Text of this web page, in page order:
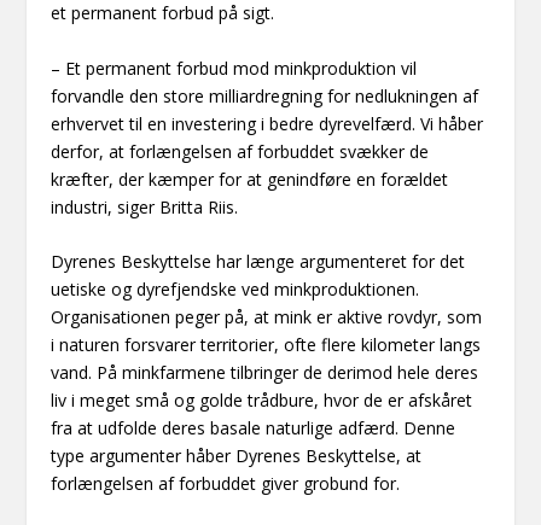
et permanent forbud på sigt.
– Et permanent forbud mod minkproduktion vil
forvandle den store milliardregning for nedlukningen af
erhvervet til en investering i bedre dyrevelfærd. Vi håber
derfor, at forlængelsen af forbuddet svækker de
kræfter, der kæmper for at genindføre en forældet
industri, siger Britta Riis.
Dyrenes Beskyttelse har længe argumenteret for det
uetiske og dyrefjendske ved minkproduktionen.
Organisationen peger på, at mink er aktive rovdyr, som
i naturen forsvarer territorier, ofte flere kilometer langs
vand. På minkfarmene tilbringer de derimod hele deres
liv i meget små og golde trådbure, hvor de er afskåret
fra at udfolde deres basale naturlige adfærd. Denne
type argumenter håber Dyrenes Beskyttelse, at
forlængelsen af forbuddet giver grobund for.